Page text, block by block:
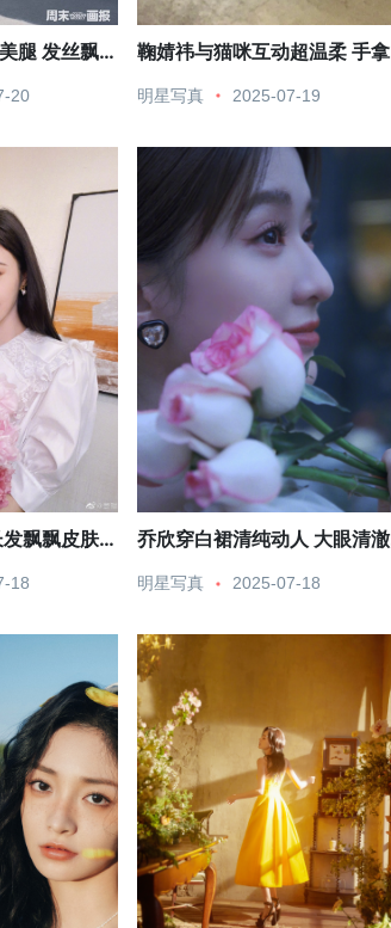
腿 发丝飘
20
鞠婧祎与猫咪互动超温柔 手拿
明星写真 2025-07-19
飘飘皮肤
18
乔欣穿白裙清纯动人 大眼清澈
明星写真 2025-07-18